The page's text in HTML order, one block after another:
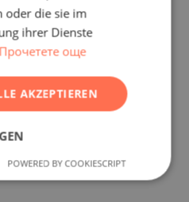
oder die sie im
ihrer Dienste
Прочетете още
AKZEPTIEREN
POWERED BY COOKIESCRIPT